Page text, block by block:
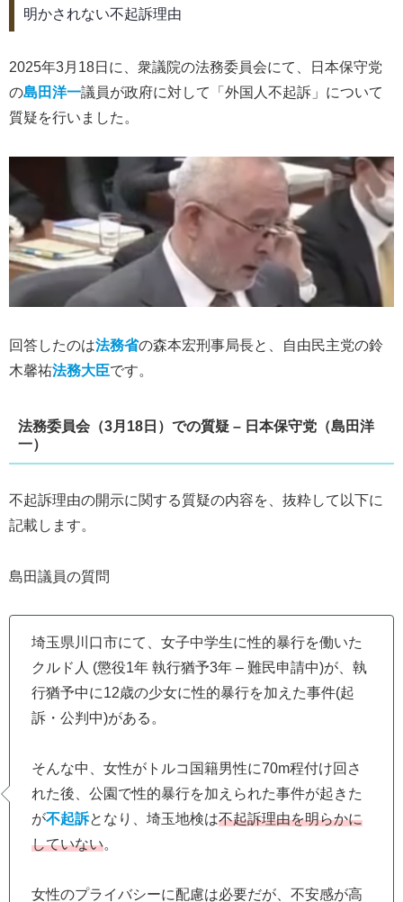
明かされない不起訴理由
2025年3月18日に、衆議院の法務委員会にて、日本保守党
の島田洋一議員が政府に対して「外国人不起訴」について
質疑を行いました。
回答したのは法務省の森本宏刑事局長と、自由民主党の鈴
木馨祐法務大臣です。
法務委員会（3月18日）での質疑 – 日本保守党（島田洋
一）
不起訴理由の開示に関する質疑の内容を、抜粋して以下に
記載します。
島田議員の質問
埼玉県川口市にて、女子中学生に性的暴行を働いた
クルド人 (懲役1年 執行猶予3年 – 難民申請中)が、執
行猶予中に12歳の少女に性的暴行を加えた事件(起
訴・公判中)がある。
そんな中、女性がトルコ国籍男性に70m程付け回さ
れた後、公園で性的暴行を加えられた事件が起きた
が不起訴となり、埼玉地検は不起訴理由を明らかに
していない。
女性のプライバシーに配慮は必要だが、不安感が高